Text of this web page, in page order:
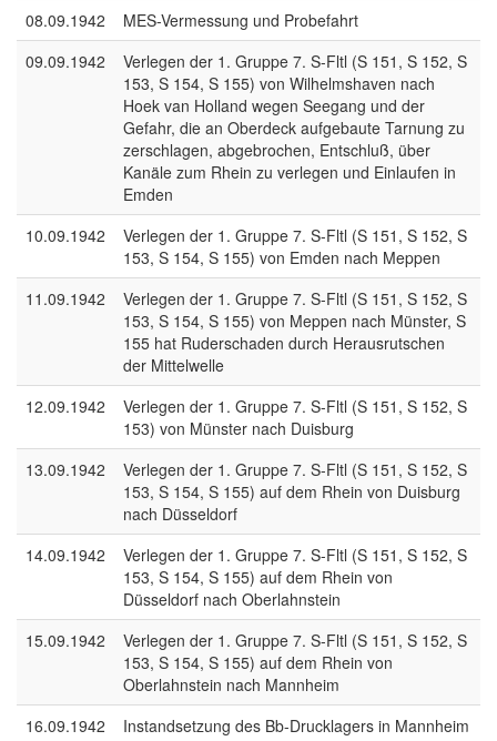
08.09.1942
MES-Vermessung und Probefahrt
09.09.1942
Verlegen der 1. Gruppe 7. S-Fltl (S 151, S 152, S
153, S 154, S 155) von Wilhelmshaven nach
Hoek van Holland wegen Seegang und der
Gefahr, die an Oberdeck aufgebaute Tarnung zu
zerschlagen, abgebrochen, Entschluß, über
Kanäle zum Rhein zu verlegen und Einlaufen in
Emden
10.09.1942
Verlegen der 1. Gruppe 7. S-Fltl (S 151, S 152, S
153, S 154, S 155) von Emden nach Meppen
11.09.1942
Verlegen der 1. Gruppe 7. S-Fltl (S 151, S 152, S
153, S 154, S 155) von Meppen nach Münster, S
155 hat Ruderschaden durch Herausrutschen
der Mittelwelle
12.09.1942
Verlegen der 1. Gruppe 7. S-Fltl (S 151, S 152, S
153) von Münster nach Duisburg
13.09.1942
Verlegen der 1. Gruppe 7. S-Fltl (S 151, S 152, S
153, S 154, S 155) auf dem Rhein von Duisburg
nach Düsseldorf
14.09.1942
Verlegen der 1. Gruppe 7. S-Fltl (S 151, S 152, S
153, S 154, S 155) auf dem Rhein von
Düsseldorf nach Oberlahnstein
15.09.1942
Verlegen der 1. Gruppe 7. S-Fltl (S 151, S 152, S
153, S 154, S 155) auf dem Rhein von
Oberlahnstein nach Mannheim
16.09.1942
Instandsetzung des Bb-Drucklagers in Mannheim